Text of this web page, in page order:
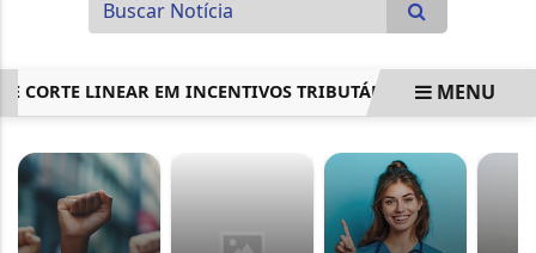
LINEAR EM INCENTIVOS TRIBUTÁRIOS CÂMARA
MENU